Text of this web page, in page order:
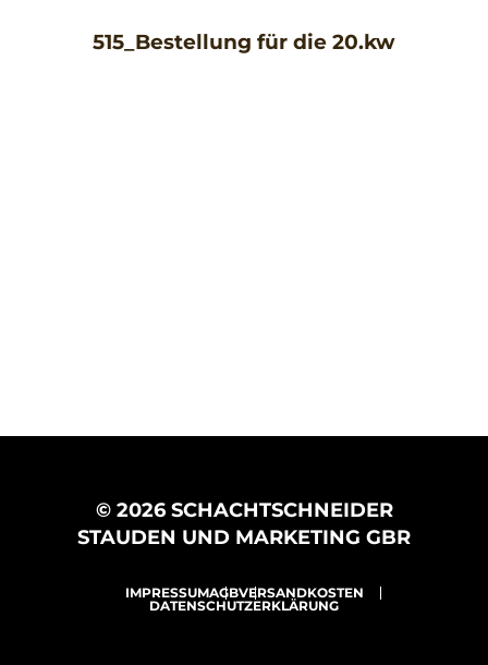
515_Bestellung für die 20.kw
© 2026 SCHACHTSCHNEIDER
STAUDEN UND MARKETING GBR
IMPRESSUMAGBVERSANDKOSTEN
DATENSCHUTZERKLÄRUNG